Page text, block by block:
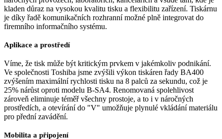
kladen důraz na vysokou kvalitu tisku a flexibilitu zařízení. Tiskárnu
je díky řadě komunikačních rozhranní možné plně integrovat do
firemního informačního systému.
Aplikace a prostředí
Víme, že tisk může být kritickým prvkem v jakémkoliv podnikání.
Ve společnosti Toshiba jsme zvýšili výkon tiskáren řady BA400
zvýšením maximální rychlosti tisku na 8 palců za sekundu, což je
25% nárůst oproti modelu B-SA4. Renomovaná spolehlivost
zároveň eliminuje téměř všechny prostoje, a to i v náročných
prostředích, a otevírání do "V" umožňuje plynulé vkládání materiálu
pro přední zavádění.
Mobilita a připojení